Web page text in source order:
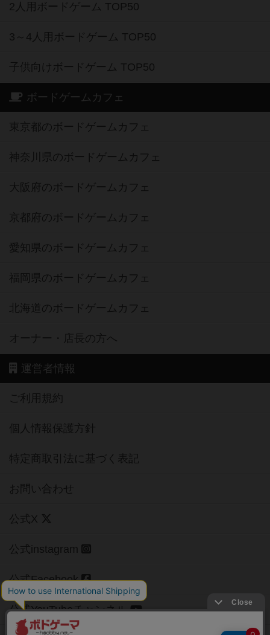
2人用ボードゲーム TOP50
3～4人用ボードゲーム TOP50
子供向けボードゲーム TOP50
ボードゲームカフェ
東京都のボードゲームカフェ
神奈川県のボードゲームカフェ
大阪府のボードゲームカフェ
京都府のボードゲームカフェ
愛知県のボードゲームカフェ
福岡県のボードゲームカフェ
北海道のボードゲームカフェ
オーナー・店長の方へ
運営者情報
ご利用規約
個人情報保護方針
特定商取引法に基づく表記
お問い合わせ
公式X
公式instagram
公式Facebook
公式YouTubeチャンネル